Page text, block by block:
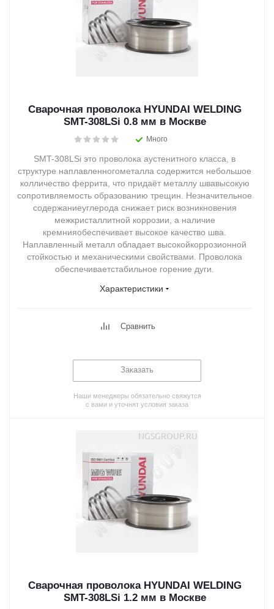
Сварочная проволока HYUNDAI WELDING
SMT-308LSi 0.8 мм в Москве
Много
SMT-308LSi это проволока аустенитного класса, в
структуре наплавленногометалла содержится небольшое
колличество феррита, что придаёт металлу швавысокую
сопротивляемость образованию трещин. Незначительное
содержаниеуглерода снижает риск возникновения
межкристаллитной коррозии, а наличие
кремнияобеспечивает высокое качество шва.
Наплавленный металл обладает высокойкоррозионной
стойкостью и механическими свойствами. Проволока
обеспечиваетстабильное горение дуги.
Характеристики
Сравнить
Заказать
Наши менеджеры обязательно свяжутся
с вами и уточнят условия заказа
Сварочная проволока HYUNDAI WELDING
SMT-308LSi 1.2 мм в Москве